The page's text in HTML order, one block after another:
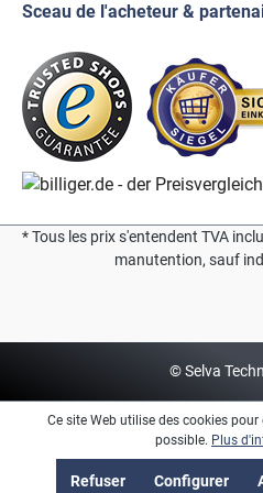
Sceau de l'acheteur &
* Tous les prix s'entendent TVA
manutention, sauf
© Selva
Ce site Web utilise des cookies
possible. Plus
Refuser Configurer